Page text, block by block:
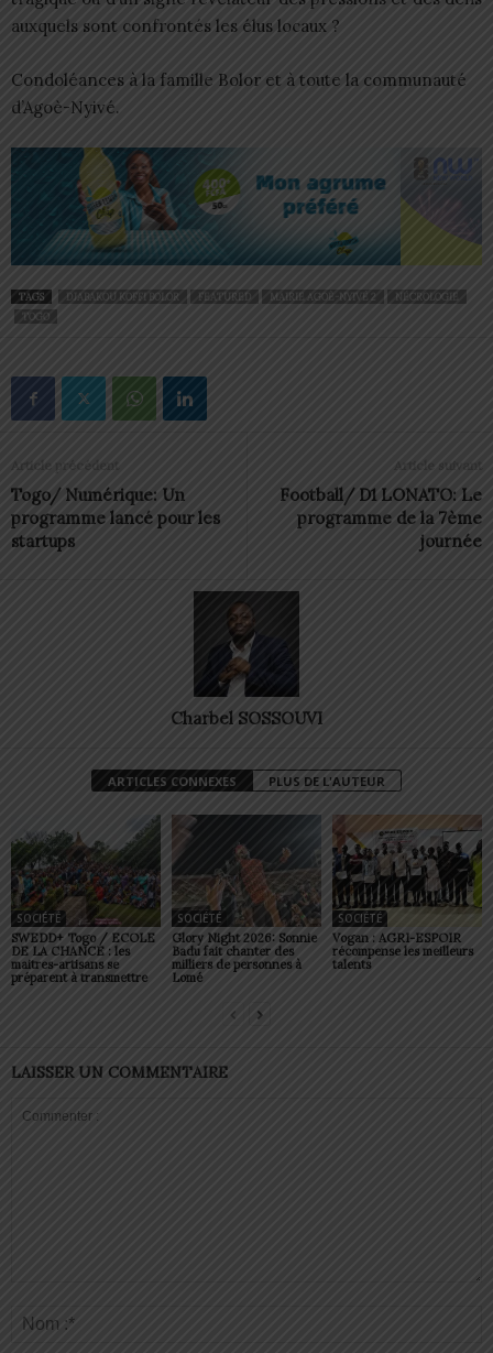
auxquels sont confrontés les élus locaux ?
Condoléances à la famille Bolor et à toute la communauté
d’Agoè-Nyivé.
TAGS DJABAKOU KOFFI BOLOR FEATURED MAIRIE AGOÈ-NYIVÉ 2
NÉCROLOGIE
TOGO
Article précédent
Togo/ Numérique: Un
programme lancé pour les
startups
Article suivant
Football/ D1 LONATO: Le
programme de la 7ème
journée
Charbel SOSSOUVI
ARTICLES CONNEXES PLUS DE L'AUTEUR
SOCIÉTÉ
SWEDD+ Togo / ECOLE
DE LA CHANCE : les
maitres-artisans se
préparent à transmettre
SOCIÉTÉ
Glory Night 2026: Sonnie
Badu fait chanter des
milliers de personnes à
Lomé
SOCIÉTÉ
Vogan : AGRI-ESPOIR
récompense les meilleurs
talents
LAISSER UN COMMENTAIRE